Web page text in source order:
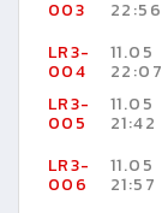
003 22:56
LR3-
004
11.05
22:07
LR3-
005
11.05
21:42
LR3-
006
11.05
21:57